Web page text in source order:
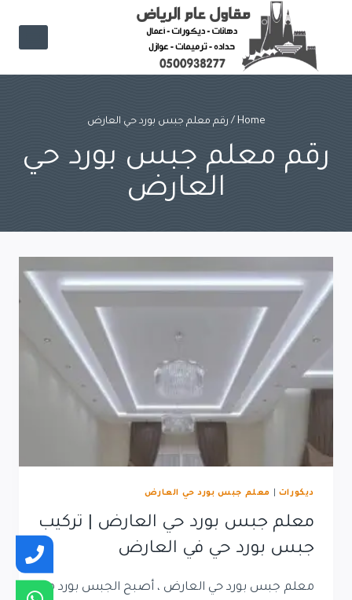
content
Home
/ رقم معلم جبس بورد حي العارض
رقم معلم جبس بورد حي
العارض
ديكورات معلم جبس بورد حي العارض
معلم جبس بورد حي العارض | تركيب
جبس بورد حي في العارض
معلم جبس بورد حي العارض ، أصبح الجبس بورد من